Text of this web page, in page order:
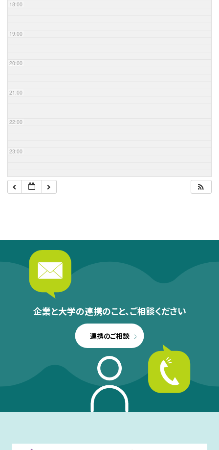
18:00
19:00
20:00
21:00
22:00
23:00
企業と大学の連携のこと、ご相談ください
連携のご相談